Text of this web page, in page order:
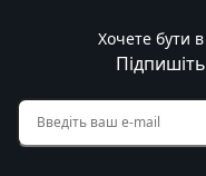
Хочете бути в